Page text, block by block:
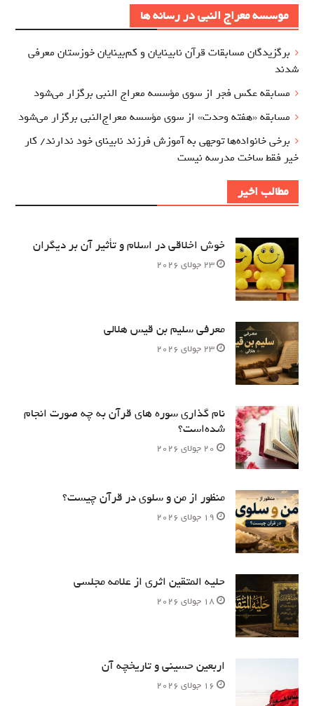
موسسه معراج النبی در رسانه ها
برگزيدگان مسابقات قرآن نابینایان و کم‌بینایان خوزستان معرفي
شدند
مسابقه عکس فجر از سوی مؤسسه معراج‌ النبی برگزار می‌شود
مسابقه «هفته وحدت» از سوی مؤسسه معراج‌النبی برگزار می‌شود
برخی خانواده‌ها توجهی به آموزش‌ فرزند نابینای خود ندارند/ کار
خیر فقط ساخت مدرسه نیست
مطالب اخیر
خوش اخلاقی در اسلام و تأثیر آن بر دیگران
23 جولای 2026
معرفی سلیم بن قیس هلالی
23 جولای 2026
نام‌ گذاری سوره های قرآن به چه صورت انجام
شده‌است؟
20 جولای 2026
منظور از من و سلوی در قرآن چیست؟
19 جولای 2026
حلیه المتقین اثری از علامه مجلسی
18 جولای 2026
اربعین حسینی و تاریخچه آن
16 جولای 2026